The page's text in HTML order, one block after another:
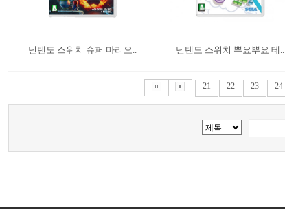
닌텐도 스위치 슈퍼 마리오.. 닌텐도 스위치 뿌요뿌요 테..
21 22 23 24